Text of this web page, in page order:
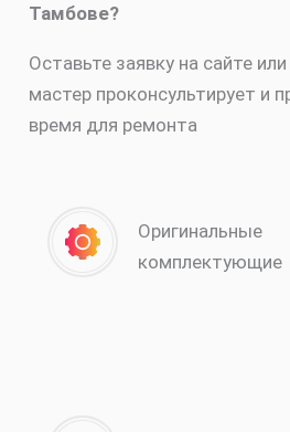
Тамбове?
Оставьте заявку на сайте
мастер проконсультирует и
время для ремонта
Оригинальные
комплектующие